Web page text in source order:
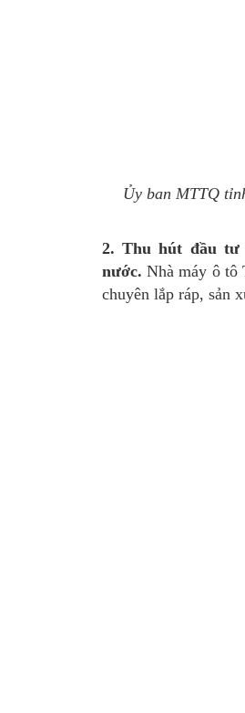
Ủy ban MTTQ
2. Thu hút đầu tư
nước.Nhà máy ô tô
chuyên lắp ráp, sản